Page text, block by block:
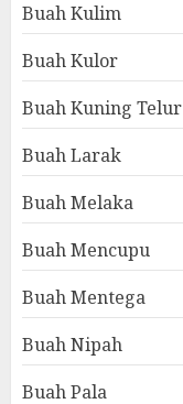
Buah Kulim
Buah Kulor
Buah Kuning Telur
Buah Larak
Buah Melaka
Buah Mencupu
Buah Mentega
Buah Nipah
Buah Pala